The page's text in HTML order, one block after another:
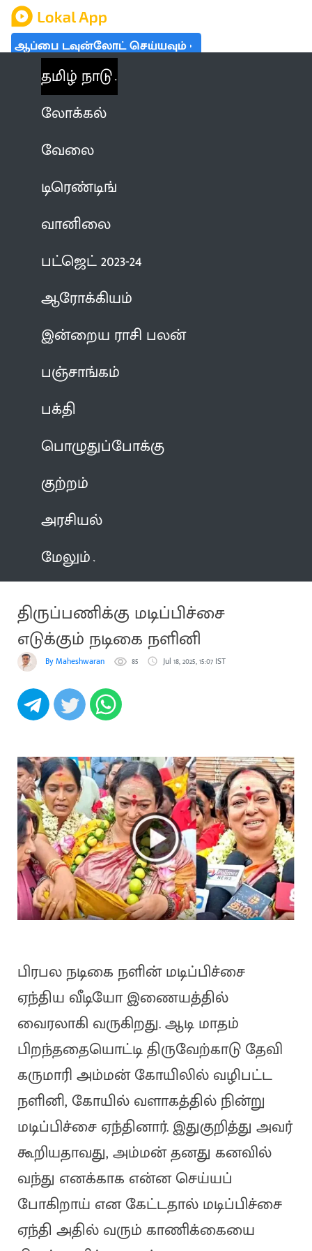
ஆப்பை டவுன்லோட் செய்யவும்
தமிழ் நாடு
லோக்கல்
வேலை
டிரெண்டிங்
வானிலை
பட்ஜெட் 2023-24
ஆரோக்கியம்
இன்றைய ராசி பலன்
பஞ்சாங்கம்
பக்தி
பொழுதுப்போக்கு
குற்றம்
அரசியல்
மேலும்
திருப்பணிக்கு மடிப்பிச்சை
எடுக்கும் நடிகை நளினி
By Maheshwaran 85 Jul 18, 2025, 15:07 IST
பிரபல நடிகை நளின் மடிப்பிச்சை
ஏந்திய வீடியோ இணையத்தில்
வைரலாகி வருகிறது. ஆடி மாதம்
பிறந்ததையொட்டி திருவேற்காடு தேவி
கருமாரி அம்மன் கோயிலில் வழிபட்ட
நளினி, கோயில் வளாகத்தில் நின்று
மடிப்பிச்சை ஏந்தினார். இதுகுறித்து அவர்
கூறியதாவது, அம்மன் தனது கனவில்
வந்து எனக்காக என்ன செய்யப்
போகிறாய் என கேட்டதால் மடிப்பிச்சை
ஏந்தி அதில் வரும் காணிக்கையை